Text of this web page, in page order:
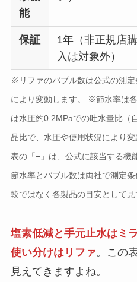
能
保証
1年（非正規店購
入は対象外）
※リファのバブル数は公式の測
により変動します。 ※節水率は
は水圧約0.2MPaでの吐水量比（
品比で、水圧や使用状況により変
表の「−」は、公式に該当する機
節水率とバブル数は両社で測定
較ではなく各製品の目安として見
塩素低減と手元止水はミ
使い分けはリファ。この
見えてきますよね。